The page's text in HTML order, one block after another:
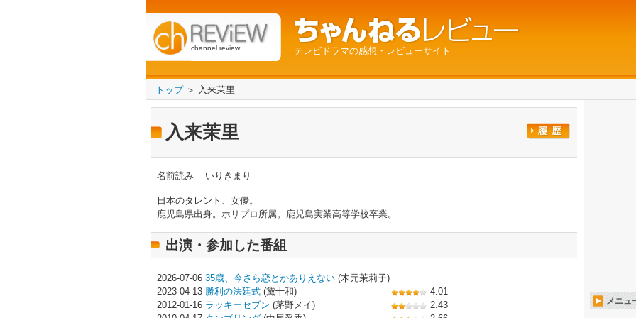
channel review テレビドラマの感想・レビューサイト
トップ＞ 入来茉里
入来茉里
名前読み いりきまり
日本のタレント、女優。
鹿児島県出身。ホリプロ所属。鹿児島実業高等学校卒業。
出演・参加した番組
2026-07-06 35歳、今さら恋とかありえない (木元茉莉子)
2023-04-13 勝利の法廷式 (黛十和)
4.01
2012-01-16 ラッキーセブン (茅野メイ)
2.43
メニュ